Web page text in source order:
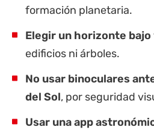
formación planetaria.
Elegir un horizonte bajo
edificios ni árboles.
No usar binoculares
del Sol, por seguridad
Usar una app